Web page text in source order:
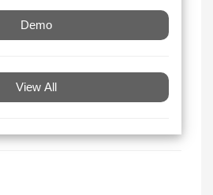
Demo
View All